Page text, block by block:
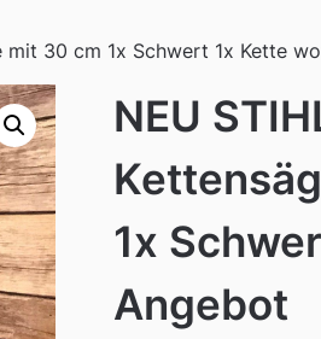
mit 30 cm 1x Schwert 1x Kette
NEU
1x
Angebot